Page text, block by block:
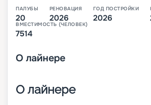
ПАЛУБЫ
20
РЕНОВАЦИЯ
2026
ГОД ПОСТРОЙКИ
2026
ВМЕСТИМОСТЬ (ЧЕЛОВЕК)
7514
О лайнере
О лайнере